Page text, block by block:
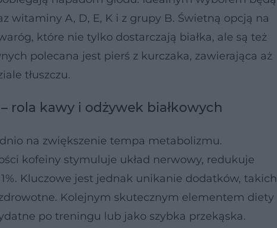
witaminy A, D, E, K i z grupy B. Świetną opcją na
które nie tylko dostarczają białka, ale są też
polecana jest pierś z kurczaka, zawierająca aż
tłuszczu.
rola kawy i odżywek białkowych
na zwiększenie tempa metabolizmu.
kofeiny stymuluje układ nerwowy, redukuje
Kluczowe jest jednak unikanie dodatków, takich
Kolejnym skutecznym elementem diety
po treningu lub jako szybka przekąska.